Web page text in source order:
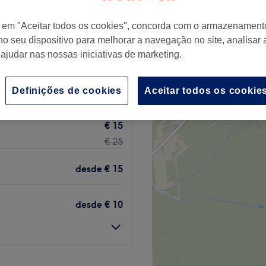
Beauty
1 comentário
Cacém
€ 15
€ 25
desde € 15
desde € 10
+
−
"Aceitar todos os cookies", concorda com o
seu dispositivo para melhorar a navegação no site, analisar
nas nossas iniciativas de marketing.
Aceitar todos os
Definições de cookies